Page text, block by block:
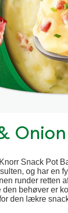
Onion
Snack Pot
og har en
runder retten
den behøver er
den lækre